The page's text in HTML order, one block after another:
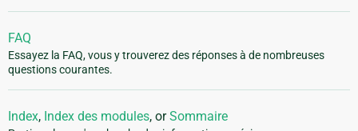
FAQ
Essayez la FAQ, vous y trouverez des réponses à de nombreuses
questions courantes.
Index, Index des modules, orSommaire